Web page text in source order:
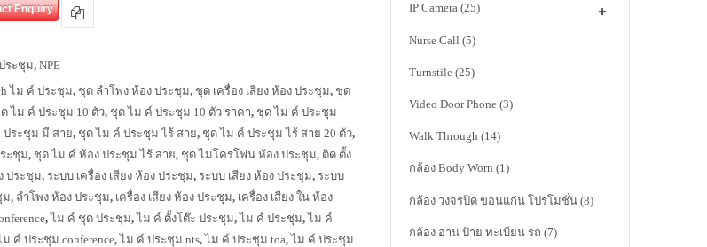
Enquiry
ระชุม, NPE
ไม ค์ ประชุม, ชุด ลำโพง ห้อง ประชุม, ชุด เครื่อง เสียง ห้อง ประชุม, ชุด
ไม ค์ ประชุม 10 ตัว, ชุด ไม ค์ ประชุม 10 ตัว ราคา, ชุด ไม ค์ ประชุม
ประชุม มี สาย, ชุด ไม ค์ ประชุม ไร้ สาย, ชุด ไม ค์ ประชุม ไร้ สาย 20 ตัว,
ะชุม, ชุด ไม ค์ ห้อง ประชุม ไร้ สาย, ชุด ไมโครโฟน ห้อง ประชุม, ติด ตั้ง
ประชุม, ระบบ เครื่อง เสียง ห้อง ประชุม, ระบบ เสียง ห้อง ประชุม, ระบบ
ม, ลำโพง ห้อง ประชุม, เครื่อง เสียง ห้อง ประชุม, เครื่อง เสียง ใน ห้อง
,ไม ค์ ชุด ประชุม,ไม ค์ ตั้งโต๊ะ ประชุม,ไม ค์ ประชุม,ไม ค์
ม ค์ ประชุม conference,ไม ค์ ประชุม nts,ไม ค์ ประชุม toa,ไม ค์ ประชุม
IP Camera (25)
Nurse Call (5)
Turnstile (25)
Video Door Phone (3)
Walk Through (14)
กล้อง Body Worn (1)
กล้อง วงจรปิด ขอนแก่น โปรโมชั่น (8)
กล้อง อ่าน ป้าย ทะเบียน รถ (7)